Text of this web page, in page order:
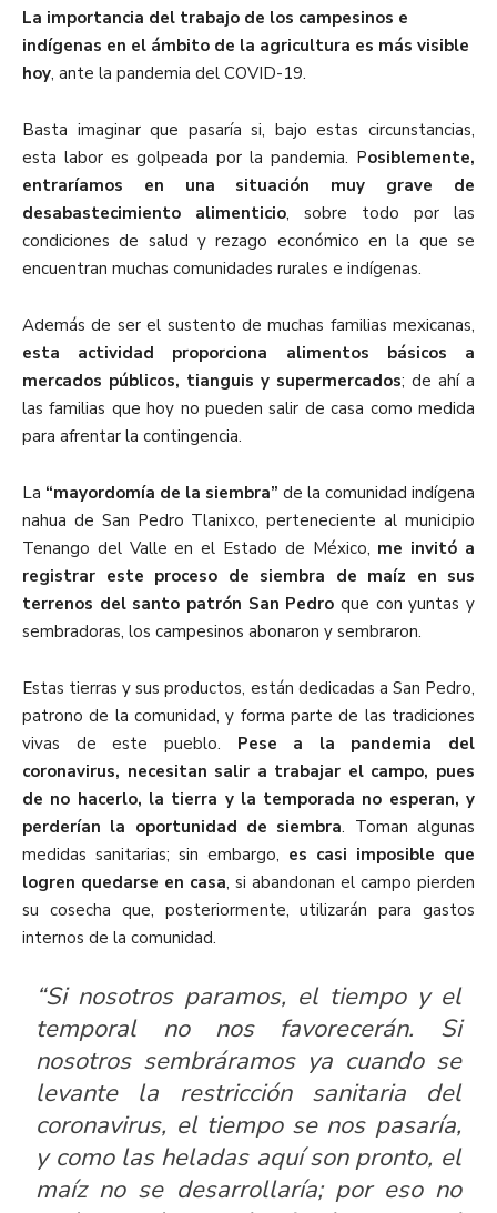
La importancia del trabajo de los campesinos e
indígenas en el ámbito de la agricultura es más visible
hoy, ante la pandemia del COVID-19.
Basta imaginar que pasaría si, bajo estas circunstancias,
esta labor es golpeada por la pandemia. Posiblemente,
entraríamos en una situación muy grave de
desabastecimiento alimenticio, sobre todo por las
condiciones de salud y rezago económico en la que se
encuentran muchas comunidades rurales e indígenas.
Además de ser el sustento de muchas familias mexicanas,
esta actividad proporciona alimentos básicos a
mercados públicos, tianguis y supermercados; de ahí a
las familias que hoy no pueden salir de casa como medida
para afrentar la contingencia.
La “mayordomía de la siembra” de la comunidad indígena
nahua de San Pedro Tlanixco, perteneciente al municipio
Tenango del Valle en el Estado de México, me invitó a
registrar este proceso de siembra de maíz en sus
terrenos del santo patrón San Pedroque con yuntas y
sembradoras, los campesinos abonaron y sembraron.
Estas tierras y sus productos, están dedicadas a San Pedro,
patrono de la comunidad, y forma parte de las tradiciones
vivas de este pueblo. Pese a la pandemia del
coronavirus, necesitan salir a trabajar el campo, pues
de no hacerlo, la tierra y la temporada no esperan, y
perderían la oportunidad de siembra. Toman algunas
medidas sanitarias; sin embargo, es casi imposible que
logren quedarse en casa, si abandonan el campo pierden
su cosecha que, posteriormente, utilizarán para gastos
internos de la comunidad.
“Si nosotros paramos, el tiempo y el
temporal no nos favorecerán. Si
nosotros sembráramos ya cuando se
levante la restricción sanitaria del
coronavirus, el tiempo se nos pasaría,
y como las heladas aquí son pronto, el
maíz no se desarrollaría; por eso no